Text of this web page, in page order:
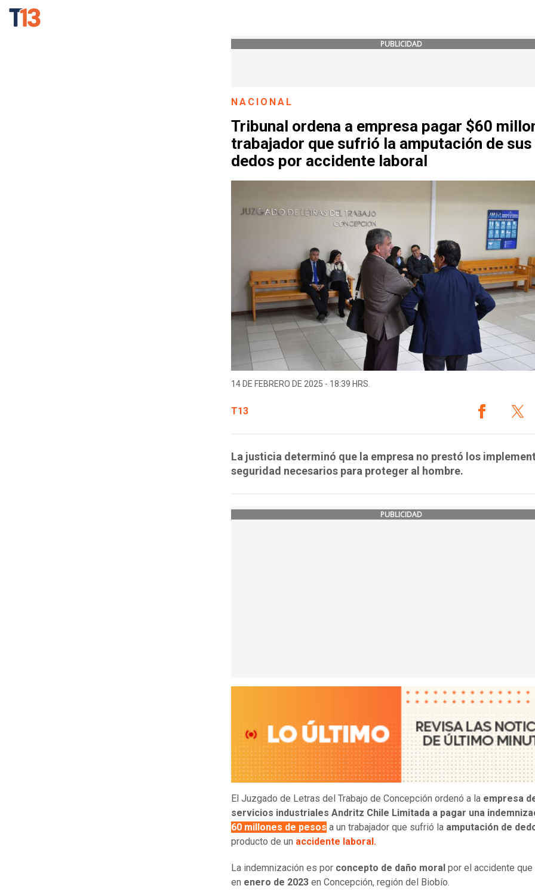
PUBLICIDAD
NACIONAL
Tribunal ordena a empresa pagar $60
trabajador que sufrió la amputación de sus
dedos por accidente laboral
14 DE FEBRERO DE 2025 - 18:39 HRS.
T13
La justicia determinó que la empresa no prestó los
seguridad necesarios para proteger al hombre.
PUBLICIDAD
El Juzgado de Letras del Trabajo de Concepción ordenó a la empresa
servicios industriales Andritz Chile Limitada a pagar una
60 millones de pesos a un trabajador que sufrió la amputación de
producto de un accidente laboral.
La indemnización es por concepto de daño moral por el accidente que
en enero de 2023 en Concepción, región del Biobío.